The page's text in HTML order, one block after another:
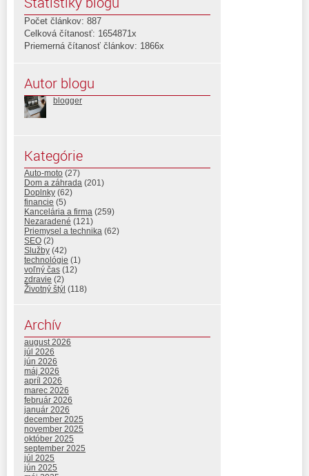
Počet článkov: 887
Celková čítanosť: 1654871x
Priemerná čítanosť článkov: 1866x
Autor blogu
blogger
Kategórie
Auto-moto (27)
Dom a záhrada (201)
Doplnky (62)
financie (5)
Kancelária a firma (259)
Nezaradené (121)
Priemysel a technika (62)
SEO (2)
Služby (42)
technológie (1)
voľný čas (12)
zdravie (2)
Životný štýl (118)
Archív
august 2026
júl 2026
jún 2026
máj 2026
apríl 2026
marec 2026
február 2026
január 2026
december 2025
november 2025
október 2025
september 2025
júl 2025
jún 2025